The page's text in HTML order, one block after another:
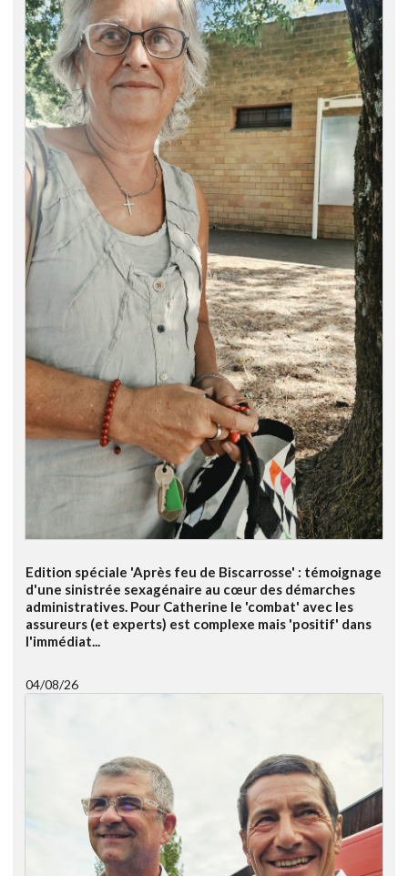
Edition spéciale 'Après feu de Biscarrosse' : témoignage
d'une sinistrée sexagénaire au cœur des démarches
administratives. Pour Catherine le 'combat' avec les
assureurs (et experts) est complexe mais 'positif' dans
l'immédiat...
04/08/26